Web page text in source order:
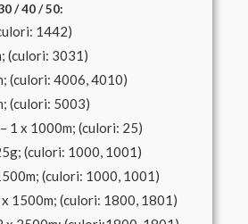
/ 40 / 50:
1442)
(culori: 3031)
(culori: 4006, 4010)
(culori: 5003)
– 1 x 1000m; (culori: 25)
(culori: 1000, 1001)
(culori: 1000, 1001)
x 1500m; (culori: 1800, 1801)